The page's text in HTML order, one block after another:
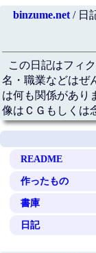
binzume.net/ 日
この日記はフィ
名・職業などはぜ
は何も関係があり
像はＣＧもしくは
README
作ったもの
書庫
日記